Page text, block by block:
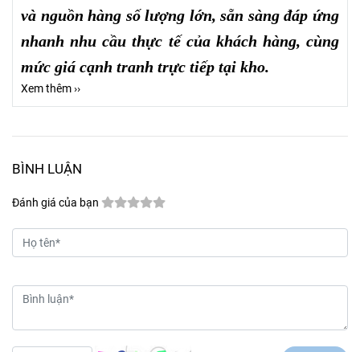
và nguồn hàng số lượng lớn, sẵn sàng đáp ứng
nhanh nhu cầu thực tế của khách hàng, cùng
mức giá cạnh tranh trực tiếp tại kho.
Xem thêm ››
BÌNH LUẬN
Đánh giá của bạn